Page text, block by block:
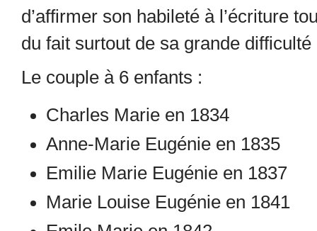
d’affirmer son habileté à l’écriture
du fait surtout de sa grande
Le couple à 6 enfants :
Charles Marie en 1834
Anne-Marie Eugénie en 1835
Emilie Marie Eugénie en 1837
Marie Louise Eugénie en 1841